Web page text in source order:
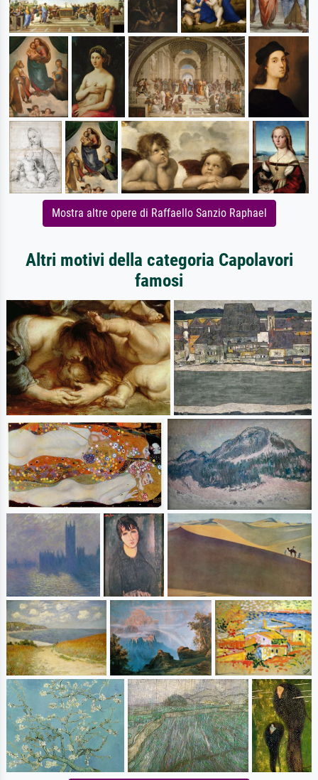
Mostra altre opere di Raffaello Sanzio Raphael
Altri motivi della categoria Capolavori
famosi